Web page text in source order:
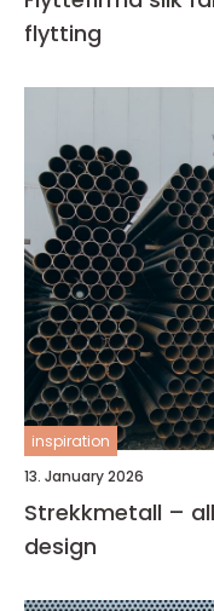
flytting
inspiration
13. January 2026
Strekkmetall –
design